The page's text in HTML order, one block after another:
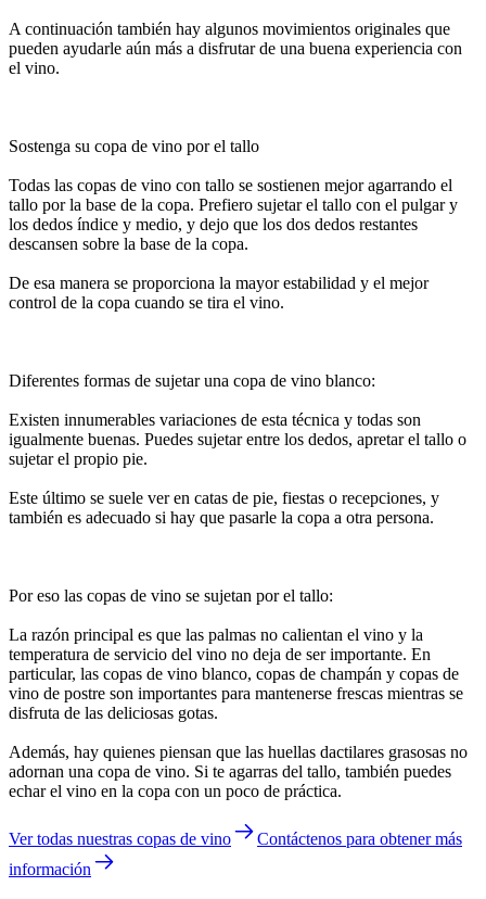
A continuación también hay algunos movimientos originales que
pueden ayudarle aún más a disfrutar de una buena experiencia con
el vino.
Sostenga su copa de vino por el tallo
Todas las copas de vino con tallo se sostienen mejor agarrando el
tallo por la base de la copa. Prefiero sujetar el tallo con el pulgar y
los dedos índice y medio, y dejo que los dos dedos restantes
descansen sobre la base de la copa.
De esa manera se proporciona la mayor estabilidad y el mejor
control de la copa cuando se tira el vino.
Diferentes formas de sujetar una copa de vino blanco:
Existen innumerables variaciones de esta técnica y todas son
igualmente buenas. Puedes sujetar entre los dedos, apretar el tallo o
sujetar el propio pie.
Este último se suele ver en catas de pie, fiestas o recepciones, y
también es adecuado si hay que pasarle la copa a otra persona.
Por eso las copas de vino se sujetan por el tallo:
La razón principal es que las palmas no calientan el vino y la
temperatura de servicio del vino no deja de ser importante. En
particular, las copas de vino blanco, copas de champán y copas de
vino de postre son importantes para mantenerse frescas mientras se
disfruta de las deliciosas gotas.
Además, hay quienes piensan que las huellas dactilares grasosas no
adornan una copa de vino. Si te agarras del tallo, también puedes
echar el vino en la copa con un poco de práctica.
Ver todas nuestras copas de vino
Contáctenos para obtener más
información